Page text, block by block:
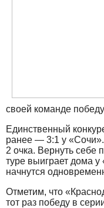
своей команде
Единственный
ранее — 3:1 у
2 очка. Вернуть себе
туре выиграет дома
начнутся
Отметим, что
тот раз победу в